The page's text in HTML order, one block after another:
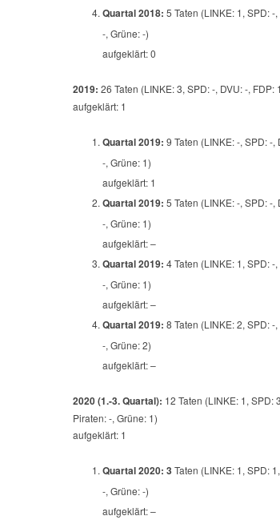
Quartal 2018: 5 Taten (LINKE: 1, SPD: -
-, Grüne: -)
aufgeklärt: 0
2019: 26 Taten (LINKE: 3, SPD: -, DVU: -,
aufgeklärt: 1
Quartal 2019: 9 Taten (LINKE: -, SPD: -,
-, Grüne: 1)
aufgeklärt: 1
Quartal 2019: 5 Taten (LINKE: -, SPD: -
-, Grüne: 1)
aufgeklärt: –
Quartal 2019: 4 Taten (LINKE: 1, SPD: -
-, Grüne: 1)
aufgeklärt: –
Quartal 2019: 8 Taten (LINKE: 2, SPD: -
-, Grüne: 2)
aufgeklärt: –
2020 (1.-3. Quartal): 12 Taten (LINKE: 1, SPD:
Piraten: -, Grüne: 1)
aufgeklärt: 1
Quartal 2020: 3Taten (LINKE: 1, SPD:
-, Grüne: -)
aufgeklärt: –